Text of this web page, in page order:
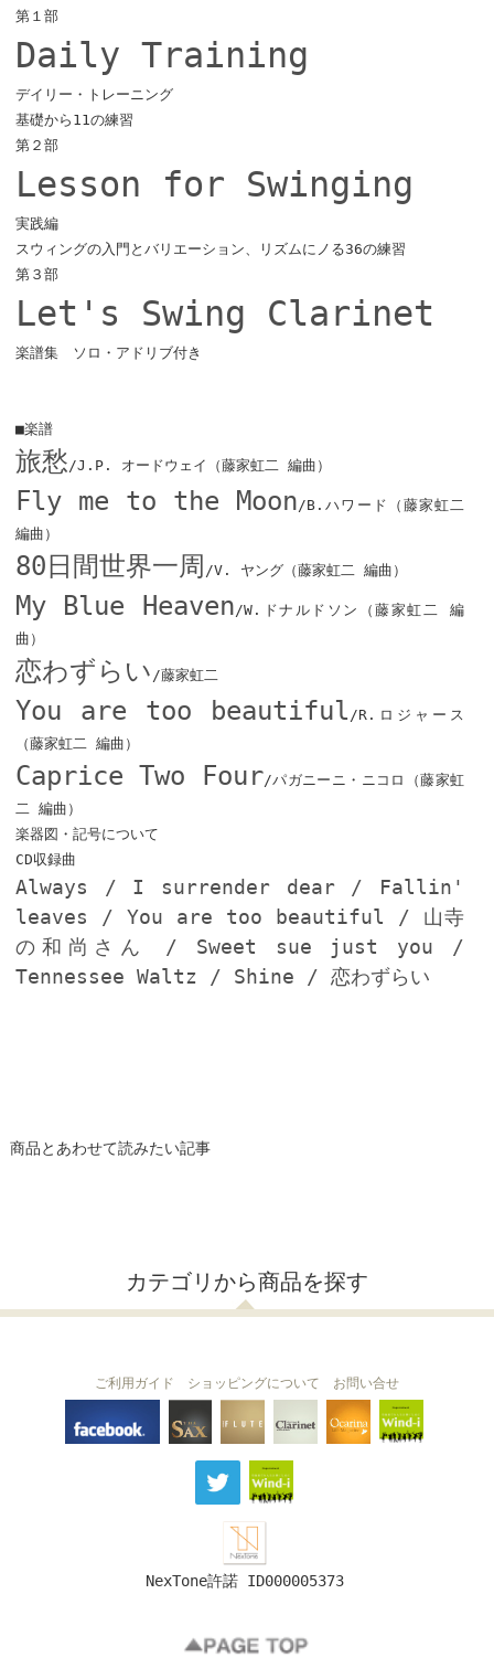
第１部
Daily Training
デイリー・トレーニング
基礎から11の練習
第２部
Lesson for Swinging
実践編
スウィングの入門とバリエーション、リズムにノる36の練習
第３部
Let's Swing Clarinet
楽譜集 ソロ・アドリブ付き
■楽譜
旅愁/J.P. オードウェイ（藤家虹二 編曲）
Fly me to the Moon/B.ハワード（藤家虹二
編曲）
80日間世界一周 /V. ヤング（藤家虹二 編曲）
My Blue Heaven/W.ドナルドソン（藤家虹二 編
曲）
恋わずらい /藤家虹二
You are too beautiful /R.ロジャース
（藤家虹二 編曲）
Caprice Two Four/パガニーニ・ニコロ（藤家虹
二 編曲）
楽器図・記号について
CD収録曲
Always / I surrender dear / Fallin'
leaves / You are too beautiful / 山寺
の和尚さん / Sweet sue just you /
Tennessee Waltz / Shine / 恋わずらい
商品とあわせて読みたい記事
カテゴリから商品を探す
THE SAX The Clarinet
Ocarina
ご利用ガイド ショッピングについて お問い合せ
NexTone許諾 ID000005373